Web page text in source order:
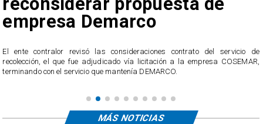
empresa Demarco
El ente contralor revisó las consideraciones contrato del servicio de
recolección, el que fue adjudicado vía licitación a la empresa COSEMAR,
terminando con el servicio que mantenía DEMARCO.
MÁS NOTICIAS